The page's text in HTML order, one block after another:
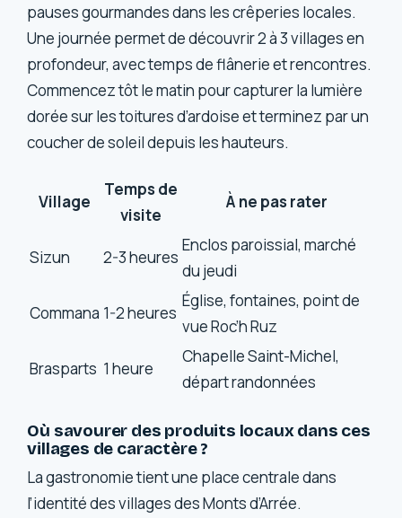
pauses gourmandes dans les crêperies locales.
Une journée permet de découvrir 2 à 3 villages en
profondeur, avec temps de flânerie et rencontres.
Commencez tôt le matin pour capturer la lumière
dorée sur les toitures d’ardoise et terminez par un
coucher de soleil depuis les hauteurs.
Village
Temps de
visite
À ne pas rater
Sizun 2-3 heures
Enclos paroissial, marché
du jeudi
Commana 1-2 heures
Église, fontaines, point de
vue Roc’h Ruz
Brasparts 1 heure
Chapelle Saint-Michel,
départ randonnées
Où savourer des produits locaux dans ces
villages de caractère ?
La gastronomie tient une place centrale dans
l’identité des villages des Monts d’Arrée.